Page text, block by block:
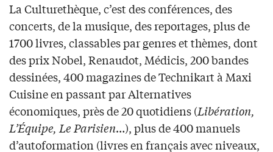
La Culturethèque, c’est des conférences, des
concerts, de la musique, des reportages, plus de
1700 livres, classables par genres et thèmes, dont
des prix Nobel, Renaudot, Médicis, 200 bandes
dessinées, 400 magazines de Technikart à Maxi
Cuisine en passant par Alternatives
économiques, près de 20 quotidiens (Libération,
L’Équipe, Le Parisien…), plus de 400 manuels
d’autoformation (livres en français avec niveaux,